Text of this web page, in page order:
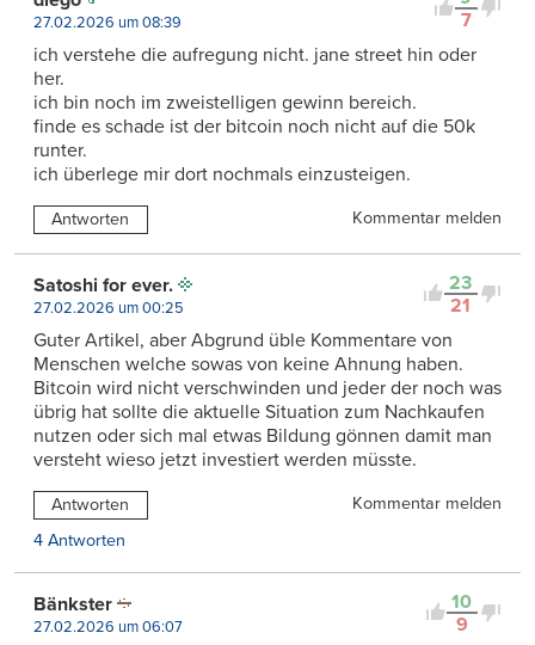
7
27.02.2026 um 08:39
ich verstehe die aufregung nicht. jane street hin oder
her.
ich bin noch im zweistelligen gewinn bereich.
finde es schade ist der bitcoin noch nicht auf die 50k
runter.
ich überlege mir dort nochmals einzusteigen.
Antworten Kommentar melden
23
21
Satoshi for ever.
27.02.2026 um 00:25
Guter Artikel, aber Abgrund üble Kommentare von
Menschen welche sowas von keine Ahnung haben.
Bitcoin wird nicht verschwinden und jeder der noch was
übrig hat sollte die aktuelle Situation zum Nachkaufen
nutzen oder sich mal etwas Bildung gönnen damit man
versteht wieso jetzt investiert werden müsste.
Antworten
Kommentar melden
4 Antworten
10
9
Bänkster
27.02.2026 um 06:07